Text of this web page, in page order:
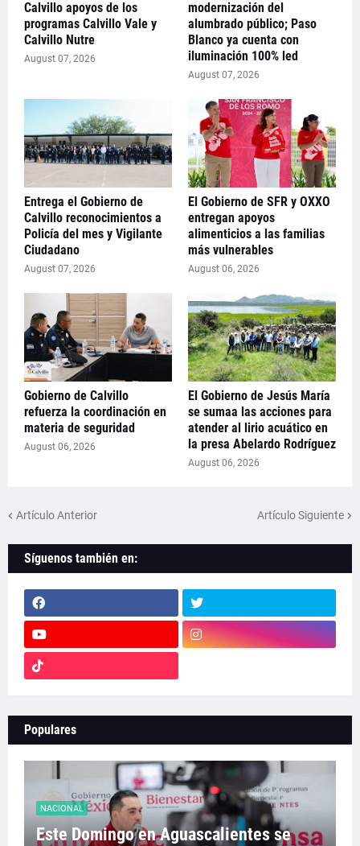
Calvillo apoyos de los
programas Calvillo Vale y
Calvillo Nutre
August 07, 2026
modernización del
alumbrado público; Paso
Blanco ya cuenta con
iluminación 100% led
August 07, 2026
Entrega el Gobierno de
Calvillo reconocimientos a
Policía del mes y Vigilante
Ciudadano
August 07, 2026
El Gobierno de SFR y OXXO
entregan apoyos
alimenticios a las familias
más vulnerables
August 06, 2026
Gobierno de Calvillo
refuerza la coordinación en
materia de seguridad
August 06, 2026
El Gobierno de Jesús María
se sumaa las acciones para
atender al lirio acuático en
la presa Abelardo Rodríguez
August 06, 2026
Artículo Anterior Artículo Siguiente
Síguenos también en:
Populares
NACIONAL
Este Domingo en Aguascalientes se